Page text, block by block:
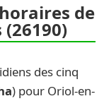
de
des cinq
) pour Oriol-en-